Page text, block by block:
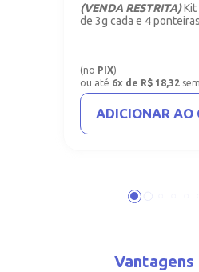
(VENDA RESTRITA)Kit
de 3g cada e 4
(no PIX)
ou até 6x de R$ 18,32
ADICIONAR AO
Vantagens